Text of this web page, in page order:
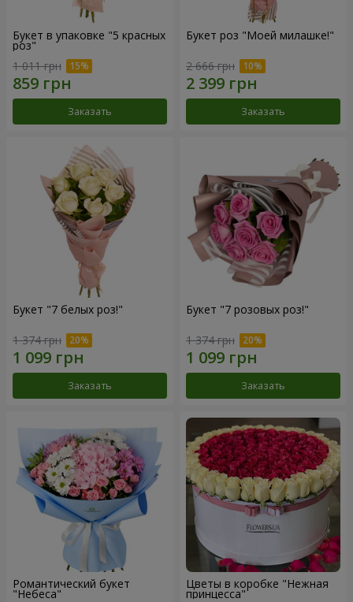
Букет в упаковке "5 красных
роз"
1 011 грн
Заказать
Букет роз "Моей милашке!"
2 666 грн
Заказать
Букет "7 белых роз!"
1 374 грн
Заказать
Букет "7 розовых роз!"
1 374 грн
Заказать
Романтический букет
"Небеса"
Цветы в коробке "Нежная
принцесса"